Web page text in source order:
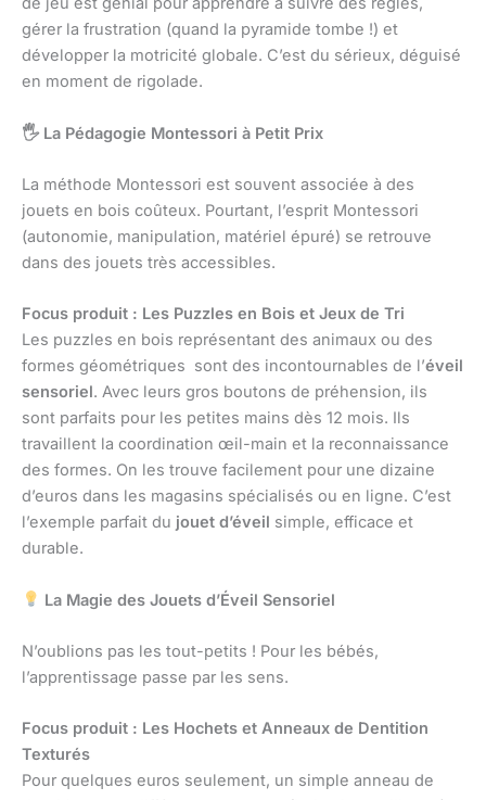
gérer la frustration (quand la pyramide tombe !) et
développer la motricité globale. C’est du sérieux, déguisé
en moment de rigolade.
🖐️ La Pédagogie Montessori à Petit Prix
La méthode Montessori est souvent associée à des
jouets en bois coûteux. Pourtant, l’esprit Montessori
(autonomie, manipulation, matériel épuré) se retrouve
dans des jouets très accessibles.
Focus produit : Les Puzzles en Bois et Jeux de Tri
Les puzzles en bois représentant des animaux ou des
formes géométriques sont des incontournables de l’éveil
sensoriel. Avec leurs gros boutons de préhension, ils
sont parfaits pour les petites mains dès 12 mois. Ils
travaillent la coordination œil-main et la reconnaissance
des formes. On les trouve facilement pour une dizaine
d’euros dans les magasins spécialisés ou en ligne. C’est
l’exemple parfait du jouet d’éveil simple, efficace et
durable.
La Magie des Jouets d’Éveil Sensoriel
N’oublions pas les tout-petits ! Pour les bébés,
l’apprentissage passe par les sens.
Focus produit : Les Hochets et Anneaux de Dentition
Texturés
Pour quelques euros seulement, un simple anneau de